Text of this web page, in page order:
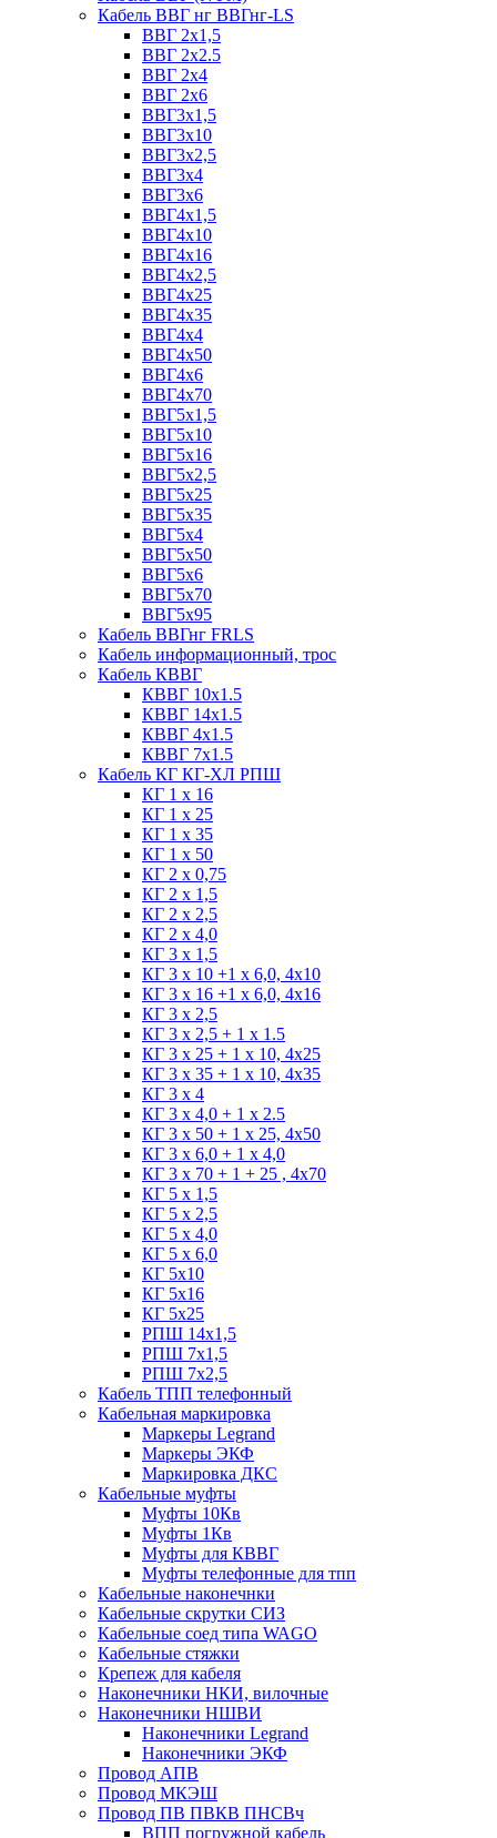
Кабель ВВГ нг ВВГнг-LS
ВВГ 2х1,5
ВВГ 2х2.5
ВВГ 2х4
ВВГ 2х6
ВВГ3х1,5
ВВГ3х10
ВВГ3х2,5
ВВГ3х4
ВВГ3х6
ВВГ4х1,5
ВВГ4х10
ВВГ4х16
ВВГ4х2,5
ВВГ4х25
ВВГ4х35
ВВГ4х4
ВВГ4х50
ВВГ4х6
ВВГ4х70
ВВГ5х1,5
ВВГ5х10
ВВГ5х16
ВВГ5х2,5
ВВГ5х25
ВВГ5х35
ВВГ5х4
ВВГ5х50
ВВГ5х6
ВВГ5х70
ВВГ5х95
Кабель ВВГнг FRLS
Кабель информационный, трос
Кабель КВВГ
КВВГ 10х1.5
КВВГ 14х1.5
КВВГ 4х1.5
КВВГ 7х1.5
Кабель КГ КГ-ХЛ РПШ
КГ 1 х 16
КГ 1 х 25
КГ 1 х 35
КГ 1 х 50
КГ 2 х 0,75
КГ 2 х 1,5
КГ 2 х 2,5
КГ 2 х 4,0
КГ 3 х 1,5
КГ 3 х 10 +1 x 6,0, 4х10
КГ 3 х 16 +1 x 6,0, 4х16
КГ 3 х 2,5
КГ 3 х 2,5 + 1 x 1.5
КГ 3 х 25 + 1 х 10, 4х25
КГ 3 х 35 + 1 x 10, 4х35
КГ 3 х 4
КГ 3 х 4,0 + 1 x 2.5
КГ 3 х 50 + 1 x 25, 4х50
КГ 3 х 6,0 + 1 x 4,0
КГ 3 х 70 + 1 + 25 , 4х70
КГ 5 х 1,5
КГ 5 х 2,5
КГ 5 х 4,0
КГ 5 х 6,0
КГ 5х10
КГ 5х16
КГ 5х25
РПШ 14х1,5
РПШ 7х1,5
РПШ 7х2,5
Кабель ТПП телефонный
Кабельная маркировка
Маркеры Legrand
Маркеры ЭКФ
Маркировка ДКС
Кабельные муфты
Муфты 10Кв
Муфты 1Кв
Муфты для КВВГ
Муфты телефонные для тпп
Кабельные наконечнки
Кабельные скрутки СИЗ
Кабельные соед типа WAGO
Кабельные стяжки
Крепеж для кабеля
Наконечники НКИ, вилочные
Наконечники НШВИ
Наконечники Legrand
Наконечники ЭКФ
Провод АПВ
Провод МКЭШ
Провод ПВ ПВКВ ПНСВч
ВПП погружной кабель